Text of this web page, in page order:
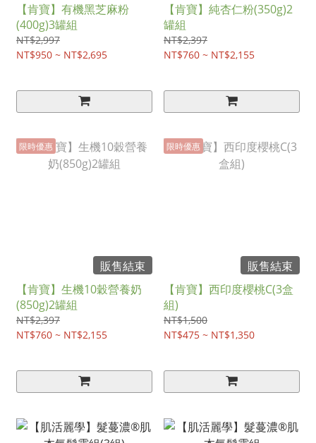
【肯寶】有機黑芝麻粉
(400g)3罐組
NT$2,997
NT$950 ~ NT$2,695
【肯寶】純杏仁粉(350g)2
罐組
NT$2,397
NT$760 ~ NT$2,155
限時優惠
販售結束
【肯寶】生機10穀營養奶
(850g)2罐組
NT$2,397
NT$760 ~ NT$2,155
限時優惠
販售結束
【肯寶】西印度櫻桃C(3盒
組)
NT$1,500
NT$475 ~ NT$1,350